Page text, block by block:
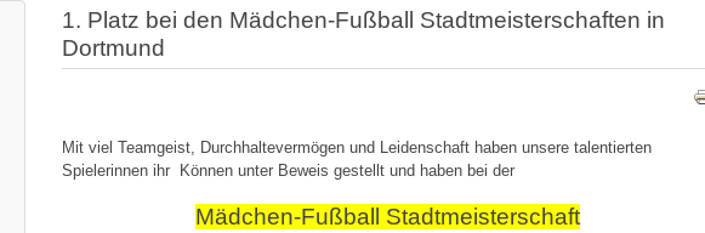
1. Platz bei den Mädchen-Fußball Stadtmeisterschaften in
Dortmund
Mit viel Teamgeist, Durchhaltevermögen und Leidenschaft haben unsere talentierten
Spielerinnen ihr Können unter Beweis gestellt und haben bei der
Mädchen-Fußball Stadtmeisterschaft